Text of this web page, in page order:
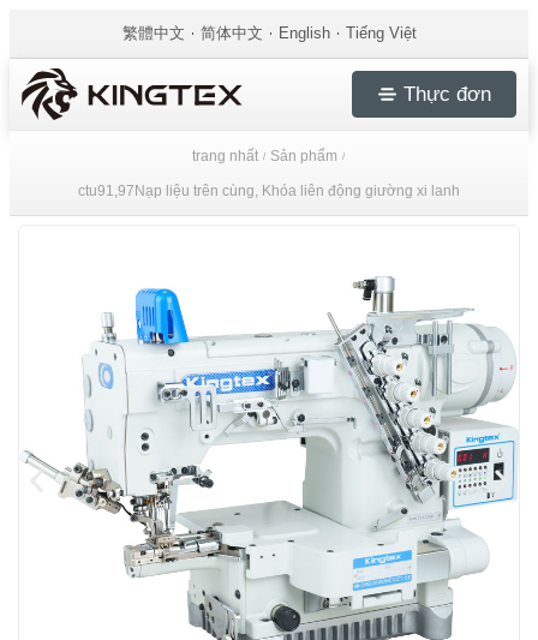
繁體中文 简体中文 English Tiếng Việt
Thực đơn
trang nhất / Sản phẩm /
ctu91,97Nạp liệu trên cùng, Khóa liên động giường xi lanh